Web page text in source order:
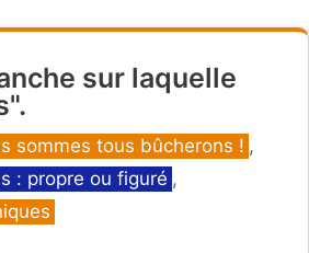
sur laquelle
sommes tous bûcherons ! ,
: propre ou figuré ,